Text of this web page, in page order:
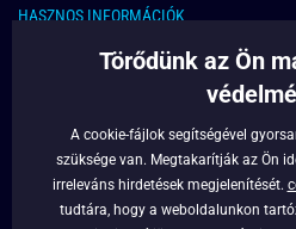
HASZNOS INFORMÁCIÓK
KAPCSOLAT
info@legyferfi.hu
FONTOS INFORMÁCIÓK
RÓLUNK
Törődünk az Ön
A cookie-fájlok segítségével
szüksége van. Megtakarítják az Ön
irreleváns hirdetések megjelenítését.
tudtára, hogy a weboldalunkon